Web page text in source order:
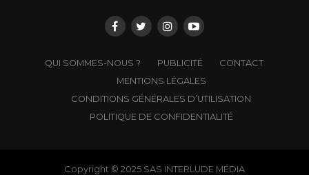
QUI SOMMES-NOUS ? PUBLICITÉ
CONTACT
MENTIONS LÉGALES
CONDITIONS GÉNÉRALES D’UTILISATION
POLITIQUE DE CONFIDENTIALITÉ
Copyright © 2025 SAS INTERLUDE MÉDIA